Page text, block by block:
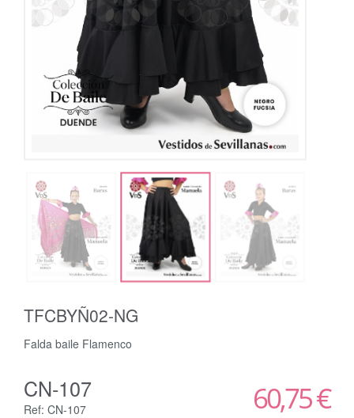
TFCBYÑ02-NG
Falda baile Flamenco
CN-107
Ref: CN-107 60,75 €